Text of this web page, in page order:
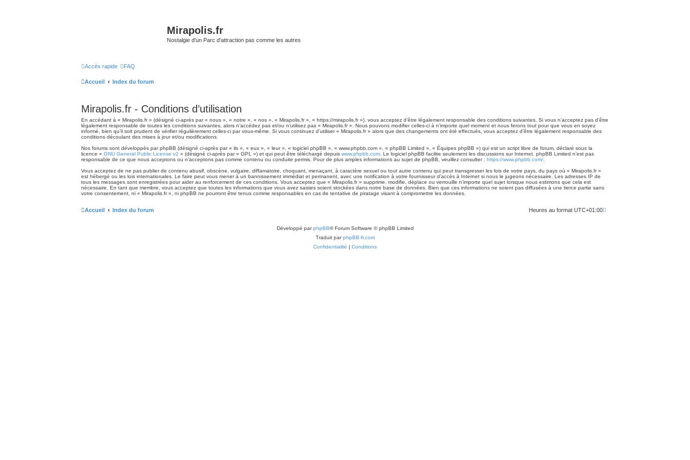
Mirapolis.fr
Nostalgie d'un Parc d'attraction pas comme les autres
Accès rapide FAQ
Accueil Index du forum
Mirapolis.fr - Conditions d’utilisation
En accédant à « Mirapolis.fr » (désigné ci-après par « nous », « notre », « nos », « Mirapolis.fr », « https://mirapolis.fr »), vous acceptez d’être légalement responsable des conditions suivantes. Si vous n’acceptez pas d’être
légalement responsable de toutes les conditions suivantes, alors n’accédez pas et/ou n’utilisez pas « Mirapolis.fr ». Nous pouvons modifier celles-ci à n’importe quel moment et nous ferons tout pour que vous en soyez
informé, bien qu’il soit prudent de vérifier régulièrement celles-ci par vous-même. Si vous continuez d’utiliser « Mirapolis.fr » alors que des changements ont été effectués, vous acceptez d’être légalement responsable des
conditions découlant des mises à jour et/ou modifications.
Nos forums sont développés par phpBB (désigné ci-après par « ils », « eux », « leur », « logiciel phpBB », « www.phpbb.com », « phpBB Limited », « Équipes phpBB ») qui est un script libre de forum, déclaré sous la
licence « GNU General Public License v2 » (désigné ci-après par « GPL ») et qui peut être téléchargé depuis www.phpbb.com . Le logiciel phpBB facilite seulement les discussions sur Internet. phpBB Limited n’est pas
responsable de ce que nous acceptons ou n’acceptons pas comme contenu ou conduite permis. Pour de plus amples informations au sujet de phpBB, veuillez consulter : https://www.phpbb.com/
Vous acceptez de ne pas publier de contenu abusif, obscène, vulgaire, diffamatoire, choquant, menaçant, à caractère sexuel ou tout autre contenu qui peut transgresser les lois de votre pays, du pays où « Mirapolis.fr »
est hébergé ou les lois internationales. Le faire peut vous mener à un bannissement immédiat et permanent, avec une notification à votre fournisseur d’accès à Internet si nous le jugeons nécessaire. Les adresses IP de
tous les messages sont enregistrées pour aider au renforcement de ces conditions. Vous acceptez que « Mirapolis.fr » supprime, modifie, déplace ou verrouille n’importe quel sujet lorsque nous estimons que cela est
nécessaire. En tant que membre, vous acceptez que toutes les informations que vous avez saisies soient stockées dans notre base de données. Bien que ces informations ne soient pas diffusées à une tierce partie sans
votre consentement, ni « Mirapolis.fr », ni phpBB ne pourront être tenus comme responsables en cas de tentative de piratage visant à compromettre les données.
Accueil Index du forum Heures au format UTC+01:00
Développé parphpBB® Forum Software © phpBB Limited
Traduit parphpBB-fr.com
Confidentialité | Conditions